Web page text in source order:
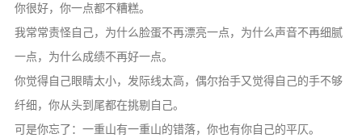
你很好，你一点都不糟糕。
我常常责怪自己，为什么脸蛋不再漂亮一点，为什么声音不再细腻
一点，为什么成绩不再好一点。
你觉得自己眼睛太小，发际线太高，偶尔抬手又觉得自己的手不够
纤细，你从头到尾都在挑剔自己。
可是你忘了：一重山有一重山的错落，你也有你自己的平仄。
搬砖工
具
码农
不知所谓